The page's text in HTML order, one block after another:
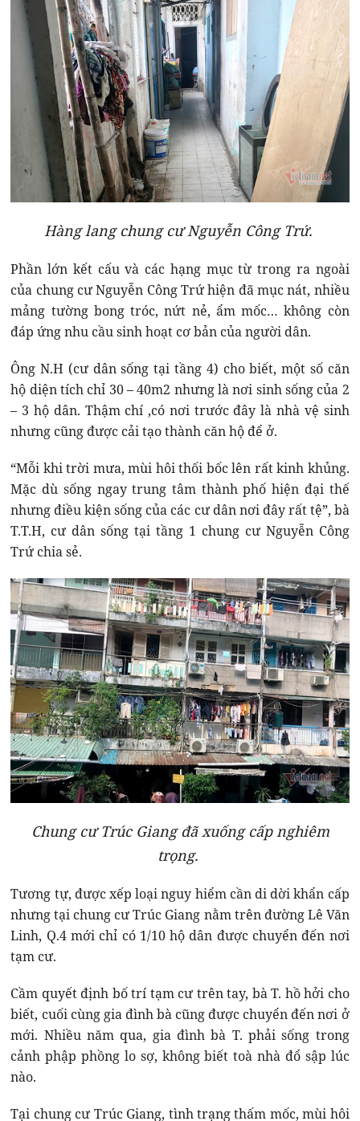
Hàng lang chung cư Nguyễn Công Trứ.
Phần lớn kết cấu và các hạng mục từ trong ra ngoài
của chung cư Nguyễn Công Trứ hiện đã mục nát, nhiều
mảng tường bong tróc, nứt nẻ, ẩm mốc… không còn
đáp ứng nhu cầu sinh hoạt cơ bản của người dân.
Ông N.H (cư dân sống tại tầng 4) cho biết, một số căn
hộ diện tích chỉ 30 – 40m2 nhưng là nơi sinh sống của 2
– 3 hộ dân. Thậm chí ,có nơi trước đây là nhà vệ sinh
nhưng cũng được cải tạo thành căn hộ để ở.
“Mỗi khi trời mưa, mùi hôi thối bốc lên rất kinh khủng.
Mặc dù sống ngay trung tâm thành phố hiện đại thế
nhưng điều kiện sống của các cư dân nơi đây rất tệ”, bà
T.T.H, cư dân sống tại tầng 1 chung cư Nguyễn Công
Trứ chia sẻ.
Chung cư Trúc Giang đã xuống cấp nghiêm
trọng.
Tương tự, được xếp loại nguy hiểm cần di dời khẩn cấp
nhưng tại chung cư Trúc Giang nằm trên đường Lê Văn
Linh, Q.4 mới chỉ có 1/10 hộ dân được chuyển đến nơi
tạm cư.
Cầm quyết định bố trí tạm cư trên tay, bà T. hồ hởi cho
biết, cuối cùng gia đình bà cũng được chuyển đến nơi ở
mới. Nhiều năm qua, gia đình bà T. phải sống trong
cảnh phập phồng lo sợ, không biết toà nhà đổ sập lúc
nào.
Tại chung cư Trúc Giang, tình trạng thấm mốc, mùi hôi